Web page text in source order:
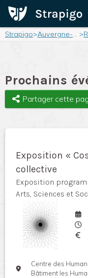
Strapigo> Auvergne-Rhône-Alpes >
Prochains
Partager cette
Exposition «
collective
Exposition
Arts, Sciences et
Centre des
Bâtiment les Humanités,